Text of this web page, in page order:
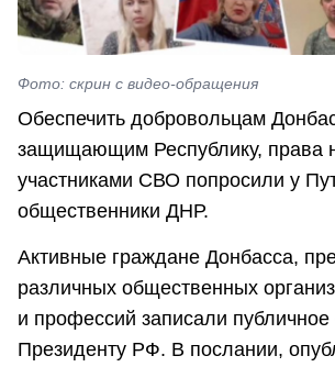
Фото: скрин с видео-обращения
Обеспечить добровольцам
защищающим Республику, права
участниками СВО попросили у
общественники ДНР.
Активные граждане Донбасса,
различных общественных
и профессий записали
Президенту РФ. В послании,